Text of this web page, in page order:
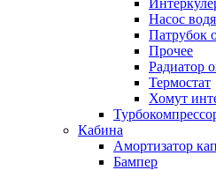
Насос
Патрубок
Прочее
Радиатор
Термостат
Хомут
Кабина
Амортизатор
Бампер